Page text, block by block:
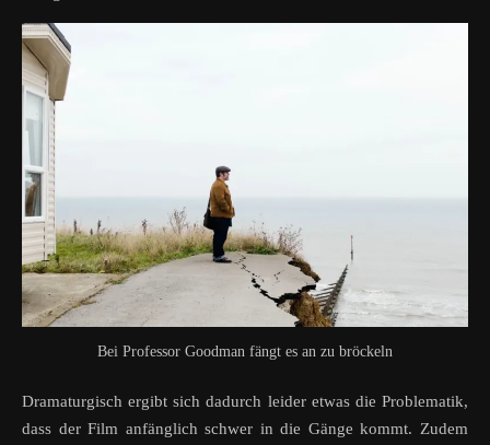
Bei Professor Goodman fängt es an zu bröckeln
Dramaturgisch ergibt sich dadurch leider etwas die Problematik,
dass der Film anfänglich schwer in die Gänge kommt. Zudem